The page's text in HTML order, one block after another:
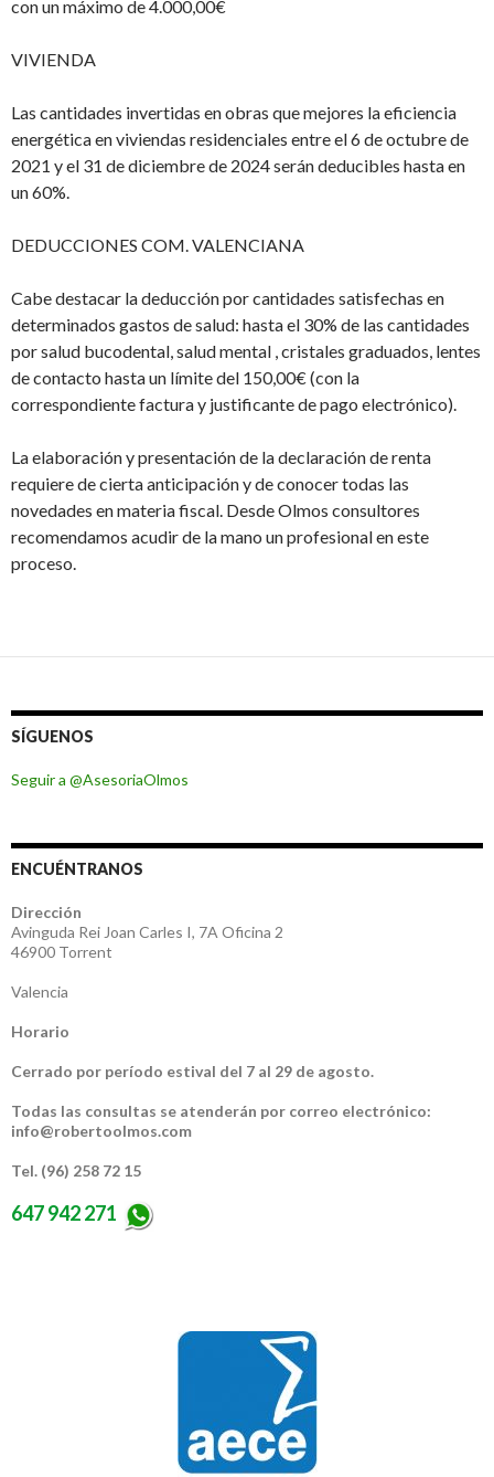
con un máximo de 4.000,00€
VIVIENDA
Las cantidades invertidas en obras que mejores la eficiencia
energética en viviendas residenciales entre el 6 de octubre de
2021 y el 31 de diciembre de 2024 serán deducibles hasta en
un 60%.
DEDUCCIONES COM. VALENCIANA
Cabe destacar la deducción por cantidades satisfechas en
determinados gastos de salud: hasta el 30% de las cantidades
por salud bucodental, salud mental , cristales graduados, lentes
de contacto hasta un límite del 150,00€ (con la
correspondiente factura y justificante de pago electrónico).
La elaboración y presentación de la declaración de renta
requiere de cierta anticipación y de conocer todas las
novedades en materia fiscal. Desde Olmos consultores
recomendamos acudir de la mano un profesional en este
proceso.
SÍGUENOS
Seguir a @AsesoriaOlmos
ENCUÉNTRANOS
Dirección
Avinguda Rei Joan Carles I, 7A Oficina 2
46900 Torrent
Valencia
Horario
Cerrado por período estival del 7 al 29 de agosto.
Todas las consultas se atenderán por correo electrónico:
info@robertoolmos.com
Tel. (96) 258 72 15
647 942 271